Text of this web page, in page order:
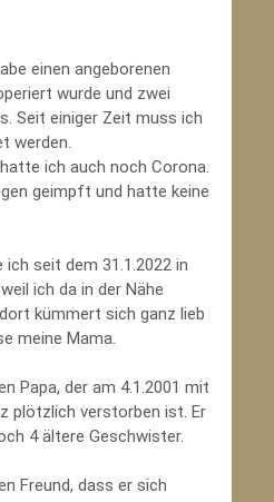
einen angeborenen
wurde und zwei
Seit einiger Zeit muss ich
werden.
ich auch noch Corona.
geimpft und hatte keine
ich seit dem 31.1.2022 in
ich da in der Nähe
kümmert sich ganz lieb
meine Mama.
Papa, der am 4.1.2001 mit
plötzlich verstorben ist. Er
4 ältere Geschwister.
Freund, dass er sich